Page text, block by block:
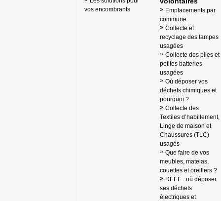
vos encombrants
Emplacements par
commune
Collecte et
recyclage des lampes
usagées
Collecte des piles et
petites batteries
usagées
Où déposer vos
déchets chimiques et
pourquoi ?
Collecte des
Textiles d’habillement,
Linge de maison et
Chaussures (TLC)
usagés
Que faire de vos
meubles, matelas,
couettes et oreillers ?
DEEE : où déposer
ses déchets
électriques et